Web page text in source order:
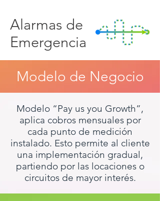
Alarmas de
Emergencia
Modelo de Negocio
Modelo “Pay us you Growth”,
aplica cobros mensuales por
cada punto de medición
instalado. Esto permite al cliente
una implementación gradual,
partiendo por las locaciones o
circuitos de mayor interés.